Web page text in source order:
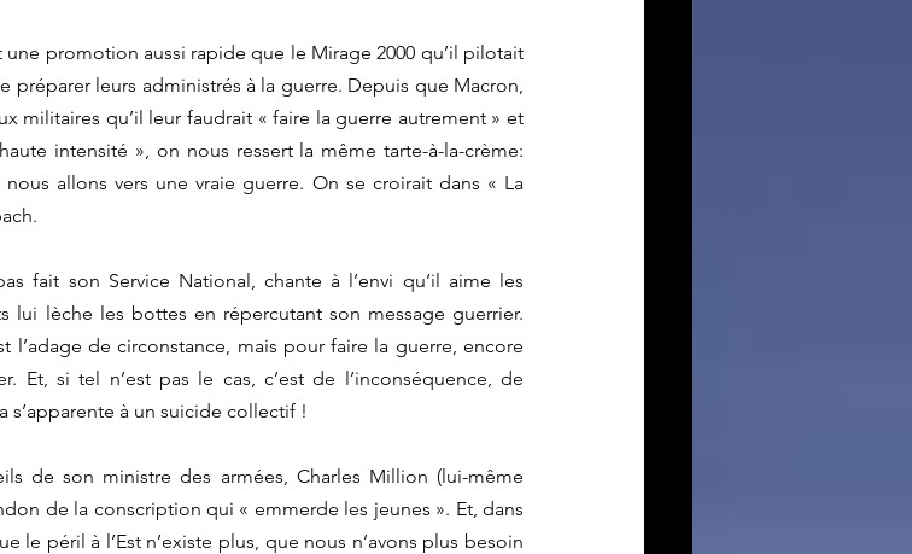
promotion aussi rapide que le Mirage 2000 qu’il pilotait
préparer leurs administrés à la guerre. Depuis que Macron,
militaires qu’il leur faudrait « faire la guerre autrement » et
intensité », on nous ressert la même tarte-à-la-crème:
allons vers une vraie guerre. On se croirait dans « La
fait son Service National, chante à l’envi qu’il aime les
lui lèche les bottes en répercutant son message guerrier.
l’adage de circonstance, mais pour faire la guerre, encore
Et, si tel n’est pas le cas, c’est de l’inconséquence, de
s’apparente à un suicide collectif !
de son ministre des armées, Charles Million (lui-même
de la conscription qui « emmerde les jeunes ». Et, dans
le péril à l’Est n’existe plus, que nous n’avons plus besoin